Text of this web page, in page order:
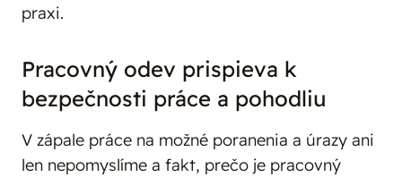
praxi.
Pracovný odev prispieva k
bezpečnosti práce a pohodliu
V zápale práce na možné poranenia a úrazy ani
len nepomyslíme a fakt, prečo je pracovný